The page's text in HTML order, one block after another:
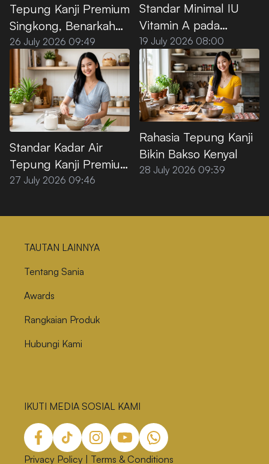
Tepung Kanji Premium
Singkong, Benarkah
100% Bebas Gluten?
26 July 2026 09:49
Standar Minimal IU
Vitamin A pada
Minyak Goreng Sawit
Premium
19 July 2026 08:00
Standar Kadar Air
Tepung Kanji Premium
agar Tidak
27 July 2026 09:46
Rahasia Tepung Kanji
Bikin Bakso Kenyal
28 July 2026 09:39
TAUTAN LAINNYA
Tentang Sania
Awards
Rangkaian Produk
Hubungi Kami
IKUTI MEDIA SOSIAL KAMI
Privacy Policy | Terms & Conditions